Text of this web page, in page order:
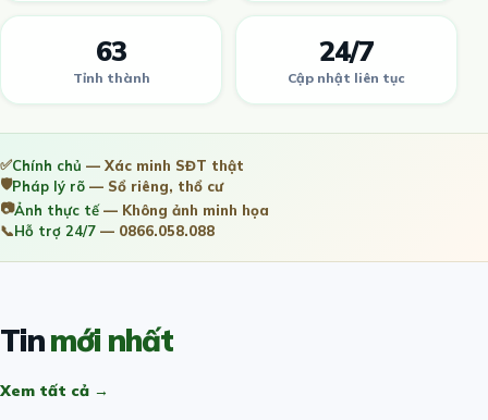
63
Tỉnh thành
24/7
Cập nhật liên tục
✅Chính chủ — Xác minh SĐT thật
🛡️Pháp lý rõ — Sổ riêng, thổ cư
📷Ảnh thực tế— Không ảnh minh họa
📞Hỗ trợ 24/7 — 0866.058.088
Tinmới nhất
Xem tất cả →